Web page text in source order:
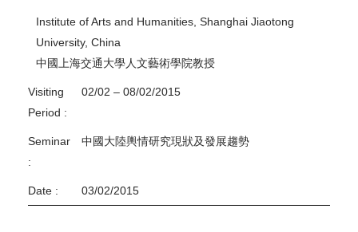
Institute of Arts and Humanities, Shanghai Jiaotong
University, China
中國上海交通大學人文藝術學院教授
Visiting
Period :
02/02 – 08/02/2015
Seminar
:
中國大陸輿情研究現狀及發展趨勢
Date : 03/02/2015